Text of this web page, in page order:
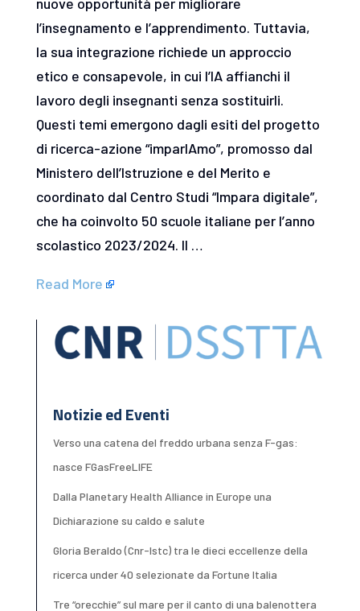
l’insegnamento e l’apprendimento. Tuttavia,
la sua integrazione richiede un approccio
etico e consapevole, in cui l’IA affianchi il
lavoro degli insegnanti senza sostituirli.
Questi temi emergono dagli esiti del progetto
di ricerca-azione “imparIAmo”, promosso dal
Ministero dell’Istruzione e del Merito e
coordinato dal Centro Studi “Impara digitale”,
che ha coinvolto 50 scuole italiane per l’anno
scolastico 2023/2024. Il …
Read More
Notizie ed Eventi
Verso una catena del freddo urbana senza F-gas:
nasce FGasFreeLIFE
Dalla Planetary Health Alliance in Europe una
Dichiarazione su caldo e salute
Gloria Beraldo (Cnr-Istc) tra le dieci eccellenze della
ricerca under 40 selezionate da Fortune Italia
Tre “orecchie” sul mare per il canto di una balenottera